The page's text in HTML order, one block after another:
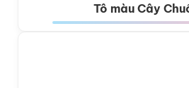
Tô màu Cây